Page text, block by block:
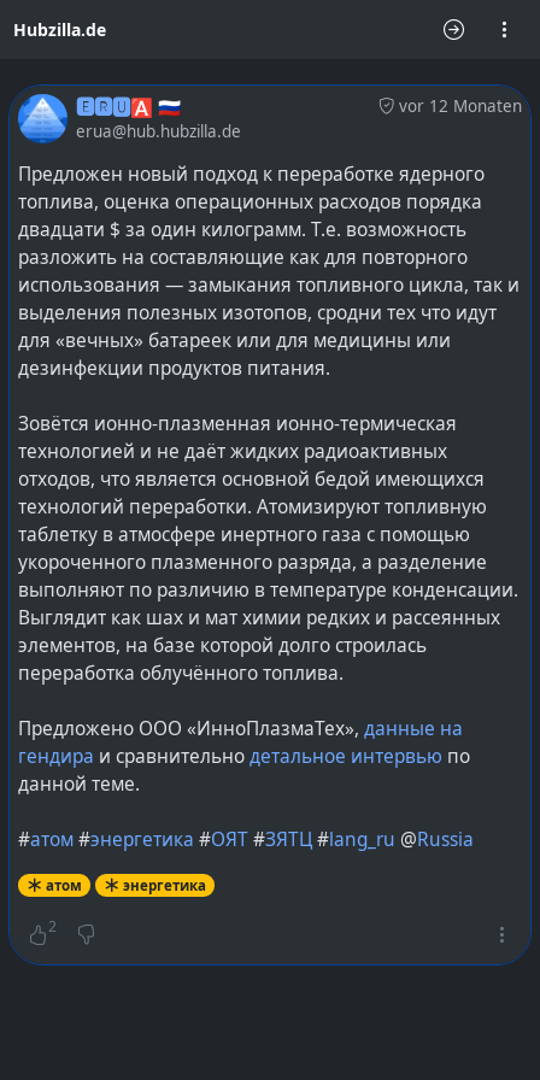
Hubzilla.de
vor 12 Monaten
🅴🆁🆄🅰 🇷🇺
erua@hub.hubzilla.de
Предложен новый подход к переработке ядерного
топлива, оценка операционных расходов порядка
двадцати $ за один килограмм. Т.е. возможность
разложить на составляющие как для повторного
использования — замыкания топливного цикла, так и
выделения полезных изотопов, сродни тех что идут
для «вечных» батареек или для медицины или
дезинфекции продуктов питания.
Зовётся ионно-плазменная ионно-термическая
технологией и не даёт жидких радиоактивных
отходов, что является основной бедой имеющихся
технологий переработки. Атомизируют топливную
таблетку в атмосфере инертного газа с помощью
укороченного плазменного разряда, а разделение
выполняют по различию в температуре конденсации.
Выглядит как шах и мат химии редких и рассеянных
элементов, на базе которой долго строилась
переработка облучённого топлива.
Предложено ООО «ИнноПлазмаТех», данные на
гендира и сравнительнодетальное интервью по
данной теме.
#атом#энергетика #ОЯТ#ЗЯТЦ#lang_ru @Russia
атом энергетика
2